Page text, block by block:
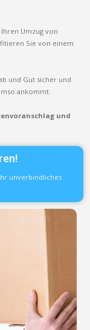
Umzug von
Sie von einem
und Gut sicher und
ankommt.
und
unverbindliches